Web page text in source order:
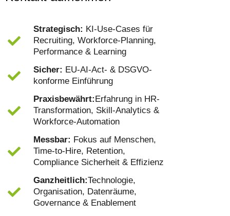
Strategisch: KI-Use-Cases für
Recruiting, Workforce-Planning,
Performance & Learning
Sicher: EU-AI-Act- & DSGVO-
konforme Einführung
Praxisbewährt: Erfahrung in HR-
Transformation, Skill-Analytics &
Workforce-Automation
Messbar: Fokus auf Menschen,
Time-to-Hire, Retention,
Compliance Sicherheit & Effizienz
Ganzheitlich:Technologie,
Organisation, Datenräume,
Governance & Enablement